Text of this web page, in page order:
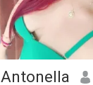
Antonella